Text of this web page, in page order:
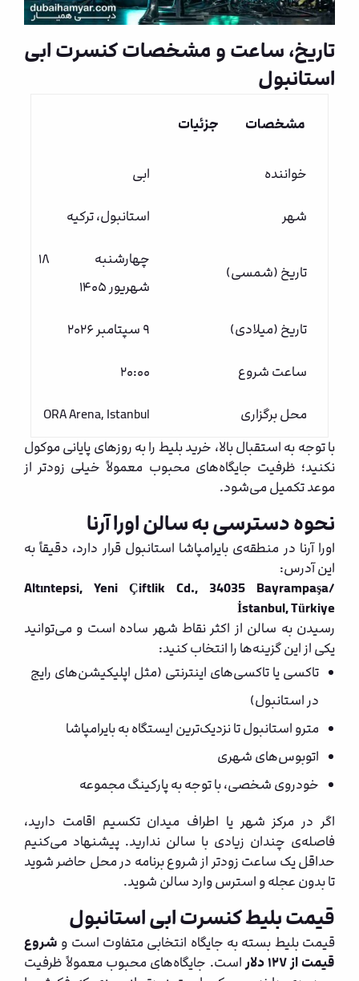
تاریخ، ساعت و مشخصات کنسرت ابی
استانبول
مشخصات جزئیات
خواننده ابی
شهر استانبول، ترکیه
تاریخ (شمسی)
چهارشنبه ۱۸
شهریور ۱۴۰۵
تاریخ (میلادی) ۹ سپتامبر ۲۰۲۶
ساعت شروع ۲۰:۰۰
محل برگزاری
ORA Arena, Istanbul
با توجه به استقبال بالا، خرید بلیط را به روزهای پایانی موکول
نکنید؛ ظرفیت جایگاه‌های محبوب معمولاً خیلی زودتر از
موعد تکمیل می‌شود.
نحوه دسترسی به سالن اورا آرنا
اورا آرنا در منطقه‌ی بایرامپاشا استانبول قرار دارد، دقیقاً به
این آدرس:
Altıntepsi, Yeni Çiftlik Cd., 34035 Bayrampaşa/
İstanbul, Türkiye
رسیدن به سالن از اکثر نقاط شهر ساده است و می‌توانید
یکی از این گزینه‌ها را انتخاب کنید:
تاکسی یا تاکسی‌های اینترنتی (مثل اپلیکیشن‌های رایج
در استانبول)
مترو استانبول تا نزدیک‌ترین ایستگاه به بایرامپاشا
اتوبوس‌های شهری
خودروی شخصی، با توجه به پارکینگ مجموعه
اگر در مرکز شهر یا اطراف میدان تکسیم اقامت دارید،
فاصله‌ی چندان زیادی با سالن ندارید. پیشنهاد می‌کنیم
حداقل یک ساعت زودتر از شروع برنامه در محل حاضر شوید
تا بدون عجله و استرس وارد سالن شوید.
قیمت بلیط کنسرت ابی استانبول
قیمت بلیط بسته به جایگاه انتخابی متفاوت است و شروع
قیمت از ۱۲۷ دلار
است. جایگاه‌های محبوب معمولاً ظرفیت